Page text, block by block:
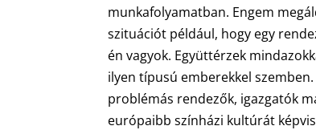
munkafolyamatban. Engem
szituációt például, hogy egy
én vagyok. Együttérzek
ilyen típusú emberekkel
problémás rendezők, igazgatók
európaibb színházi kultúrát